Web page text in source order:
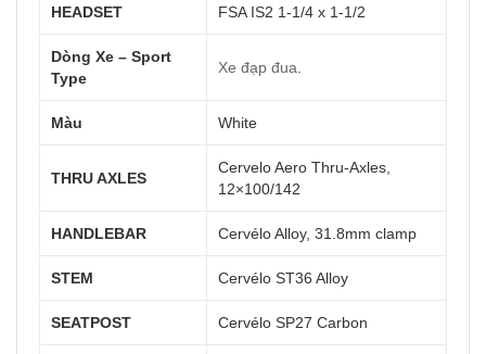
HEADSET FSA IS2 1-1/4 x 1-1/2
Dòng Xe – Sport
Type
Xe đạp đua
Màu White
THRU AXLES
Cervelo Aero Thru-Axles,
12×100/142
HANDLEBAR Cervélo Alloy, 31.8mm clamp
STEM Cervélo ST36 Alloy
SEATPOST Cervélo SP27 Carbon